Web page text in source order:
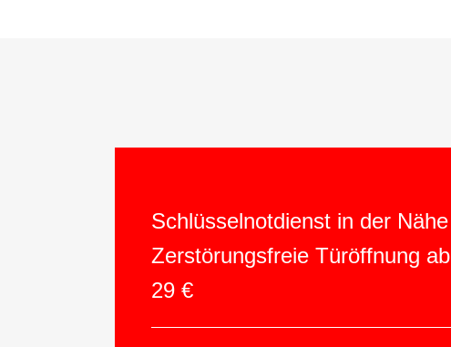
Schlüsselnotdienst in der Nähe
Zerstörungsfreie Türöffnung ab
29 €